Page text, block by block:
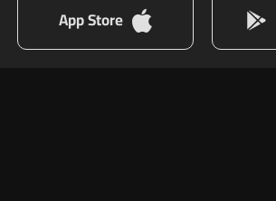
App Store